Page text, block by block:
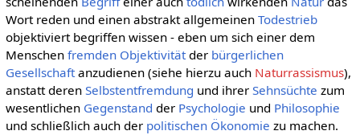
Wort reden und einen abstrakt allgemeinen Todestrieb
objektiviert begriffen wissen - eben um sich einer dem
Menschen fremden Objektivitätder bürgerlichen
Gesellschaftanzudienen (siehe hierzu auch Naturrassismus),
anstatt deren Selbstentfremdung und ihrer Sehnsüchte zum
wesentlichen Gegenstand der Psychologie und Philosophie
und schließlich auch der politischen Ökonomie zu machen.